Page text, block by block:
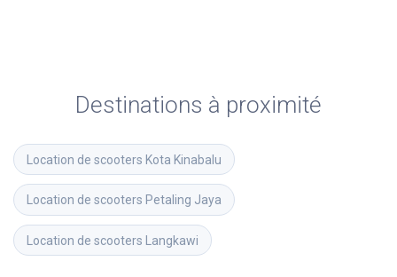
Destinations à proximité
Location de scooters Kota Kinabalu
Location de scooters Petaling Jaya
Location de scooters Langkawi